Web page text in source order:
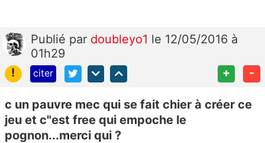
Publié par doubleyo1 le 12/05/2016 à
01h29
!
citer + -
c un pauvre mec qui se fait chier à créer ce
jeu et c"est free qui empoche le
pognon...merci qui ?